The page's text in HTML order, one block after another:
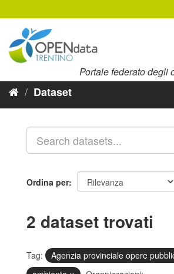
al
contenuto
Portale federato degli
Dataset
Ordina per
2 dataset trovati
Tag:
Agenzia provinciale opere